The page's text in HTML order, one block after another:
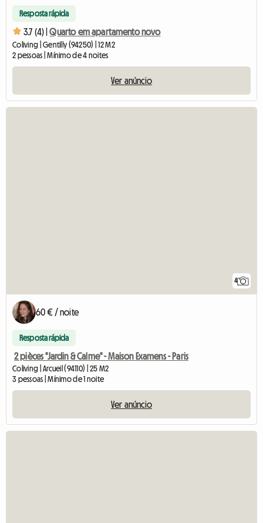
Resposta rápida
3.7 (4) | Quarto em apartamento novo
Coliving | Gentilly (94250) | 12 M2
2 pessoas | Mínimo de 4 noites
Ver anúncio
4
60 € / noite
Resposta rápida
2 pièces "Jardin & Calme" - Maison Examens - Paris
Coliving | Arcueil (94110) | 25 M2
3 pessoas | Mínimo de 1 noite
Ver anúncio